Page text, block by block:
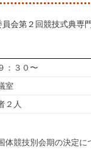
会第２回競技式典専
：３０〜
室
２人
競技別会期の決定に